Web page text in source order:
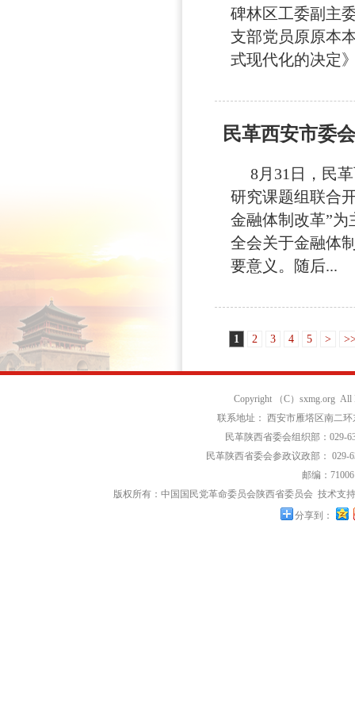
碑林区工委副主
支部党员原原本
式现代化的决定
民革西安市委
8月31日，民革
研究课题组联合
金融体制改革”
全会关于金融体
要意义。随后...
1 2 3 4 5 >
Copyright （C）sxmg.org All
联系地址： 西安市雁塔区南二
民革陕西省委会组织部：029-
民革陕西省委会参政议政部： 029-
邮编：
版权所有：中国国民党革命委员会陕西省委员会 技术支
分享到：